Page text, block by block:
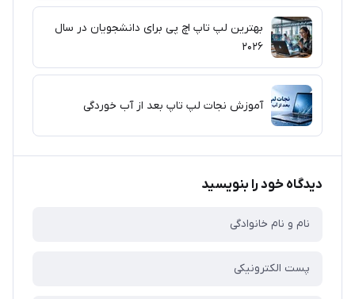
بهترین لپ تاپ اچ پی برای دانشجویان در سال
۲۰۲۶
آموزش نجات لپ تاپ بعد از آب خوردگی
دیدگاه خود را بنویسید